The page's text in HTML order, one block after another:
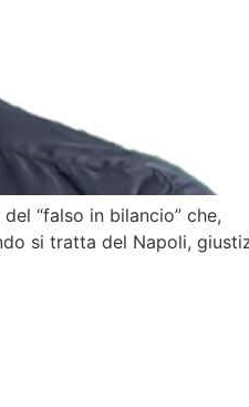
“falso in bilancio” che,
si tratta del Napoli,